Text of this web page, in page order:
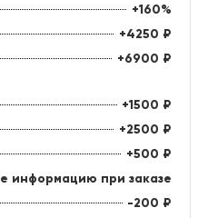
+160%
+4250 ₽
+6900 ₽
+1500 ₽
+2500 ₽
+500 ₽
информацию при заказе
-200 ₽